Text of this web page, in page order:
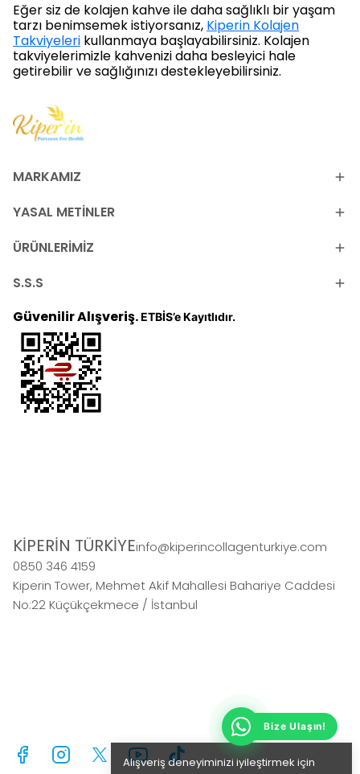
Alışveriş deneyiminizi iyileştirmek için
Eğer siz de kolajen kahve ile daha sağlıklı bir yaşam
tarzı benimsemek istiyorsanız, Kiperin Kolajen
Takviyeleri kullanmaya başlayabilirsiniz. Kolajen
takviyelerimizle kahvenizi daha besleyici hale
getirebilir ve sağlığınızı destekleyebilirsiniz.
MARKAMIZ
YASAL METİNLER
ÜRÜNLERİMİZ
S.S.S
Güvenilir Alışveriş.ETBİS’e Kayıtlıdır.
KİPERİN TÜRKİYEinfo@kiperincollagenturkiye.com
0850 346 4159
Kiperin Tower, Mehmet Akif Mahallesi Bahariye Caddesi
No:22 Küçükçekmece / İstanbul
Bize Ulaşın!